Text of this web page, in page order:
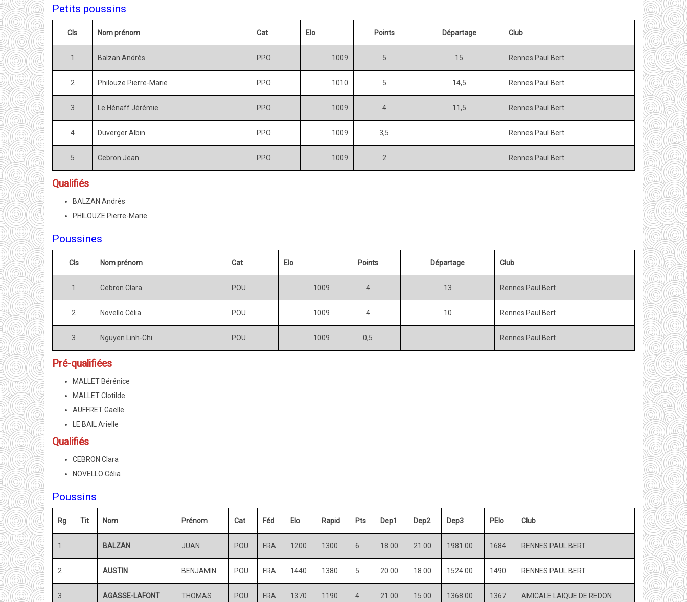
Petits poussins
Cls Nom prénom Cat Elo Points Départage Club
1 Balzan Andrès PPO 1009 5 15 Rennes Paul Bert
2 Philouze Pierre-Marie PPO 1010 5 14,5 Rennes Paul Bert
3 Le Hénaff Jérémie PPO 1009 4 11,5 Rennes Paul Bert
4 Duverger Albin PPO 1009 3,5 Rennes Paul Bert
5 Cebron Jean PPO 1009 2 Rennes Paul Bert
Qualifiés
BALZAN Andrès
PHILOUZE Pierre-Marie
Poussines
Cls Nom prénom Cat Elo Points Départage Club
1 Cebron Clara POU 1009 4 13 Rennes Paul Bert
2 Novello Célia POU 1009 4 10 Rennes Paul Bert
3 Nguyen Linh-Chi POU 1009 0,5 Rennes Paul Bert
Pré-qualifiées
MALLET Bérénice
MALLET Clotilde
AUFFRET Gaëlle
LE BAIL Arielle
Qualifiés
CEBRON Clara
NOVELLO Célia
Poussins
Rg Tit Nom Prénom Cat Féd Elo Rapid Pts Dep1 Dep2 Dep3 PElo Club
1 BALZAN JUAN POU FRA 1200 1300 6 18.00 21.00 1981.00 1684 RENNES PAUL BERT
2 AUSTIN BENJAMIN POU FRA 1440 1380 5 20.00 18.00 1524.00 1490 RENNES PAUL BERT
3 AGASSE-LAFONT THOMAS POU FRA 1370 1190 4 21.00 15.00 1368.00 1367 AMICALE LAIQUE DE REDON